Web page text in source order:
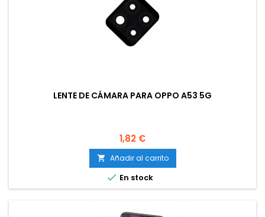
LENTE DE CÁMARA PARA OPPO A53 5G
Precio
1,82 €
 Añadir al carrito
 En stock